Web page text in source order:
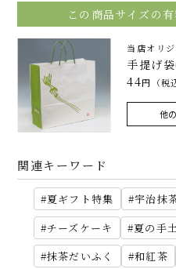
この商品サイズの
当店オリ
手提げ
44円（税
他
関連キーワード
夏ギフト特集 宇治抹
チーズケーキ
夏の手
抹茶だいふく
和紅茶